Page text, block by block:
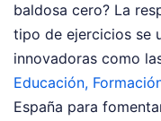
baldosa cero? La
tipo de ejercicios se
innovadoras como
Educación,
España para